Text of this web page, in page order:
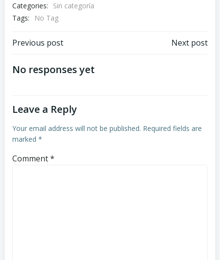
Categories:
Sin categoría
Tags:
No Tag
Post
navigation
Previous post Next post
No responses yet
Leave a Reply
Your email address will not be published. Required fields are
marked *
Comment*